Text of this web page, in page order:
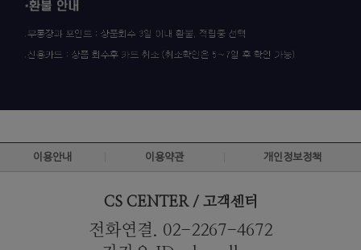
이용안내 이용약관 개인정보정책
CS CENTER / 고객센터
전화연결. 02-2267-4672